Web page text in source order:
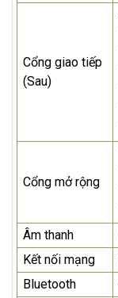
Cổng giao tiếp
(Sau)
Cổng mở rộng
Âm thanh
Kết nối mạng
Bluetooth